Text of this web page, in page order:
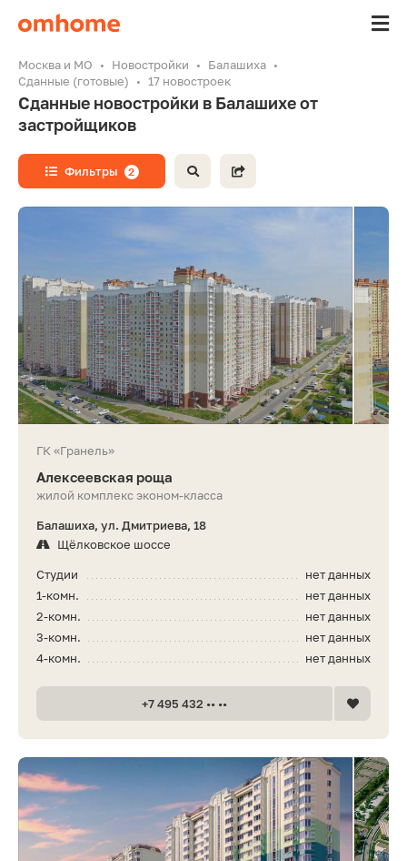
Москва и МО Новостройки
Балашиха
Сданные (готовые)
17 новостроек
Сданные новостройки в Балашихе от
застройщиков
Фильтры 2
ГК «Гранель»
Алексеевская роща
жилой комплекс эконом-класса
Балашиха, ул. Дмитриева, 18
Щёлковское шоссе
нет данных
Студии
нет данных
1-комн.
нет данных
2-комн.
нет данных
3-комн.
нет данных
4-комн.
+7 495 432 •• ••